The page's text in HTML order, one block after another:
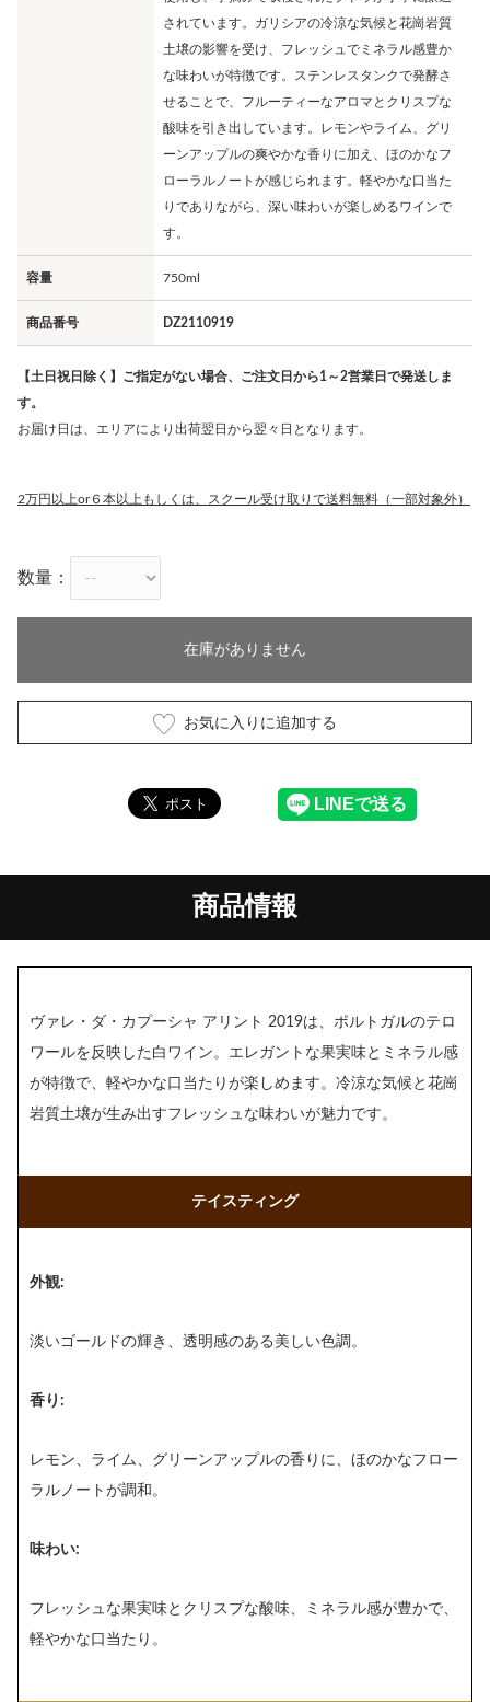
されています。ガリシアの冷涼な気候と花崗岩質
土壌の影響を受け、フレッシュでミネラル感豊か
な味わいが特徴です。ステンレスタンクで発酵さ
せることで、フルーティーなアロマとクリスプな
酸味を引き出しています。レモンやライム、グリ
ーンアップルの爽やかな香りに加え、ほのかなフ
ローラルノートが感じられます。軽やかな口当た
りでありながら、深い味わいが楽しめるワインで
す。
容量 750ml
商品番号 DZ2110919
【土日祝日除く】ご指定がない場合、ご注文日から1～2営業日で発送しま
す。
お届け日は、エリアにより出荷翌日から翌々日となります。
2万円以上or６本以上もしくは、スクール受け取りで送料無料（一部対象外）
数量：
在庫がありません
お気に入りに追加する
商品情報
ヴァレ・ダ・カプーシャ アリント 2019は、ポルトガルのテロ
ワールを反映した白ワイン。エレガントな果実味とミネラル感
が特徴で、軽やかな口当たりが楽しめます。冷涼な気候と花崗
岩質土壌が生み出すフレッシュな味わいが魅力です。
テイスティング
外観:
淡いゴールドの輝き、透明感のある美しい色調。
香り:
レモン、ライム、グリーンアップルの香りに、ほのかなフロー
ラルノートが調和。
味わい:
フレッシュな果実味とクリスプな酸味、ミネラル感が豊かで、
軽やかな口当たり。